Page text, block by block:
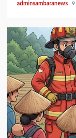
adminsambaranews 9
1 min read